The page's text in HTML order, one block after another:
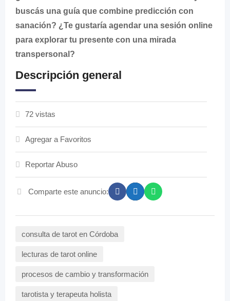
buscás una guía que combine predicción con
sanación? ¿Te gustaría agendar una sesión online
para explorar tu presente con una mirada
transpersonal?
Descripción general
72 vistas
Agregar a Favoritos
Reportar Abuso
Comparte este anuncio:
consulta de tarot en Córdoba
lecturas de tarot online
procesos de cambio y transformación
tarotista y terapeuta holista